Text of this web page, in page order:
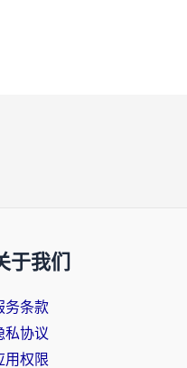
于我们
务条款
私协议
用权限